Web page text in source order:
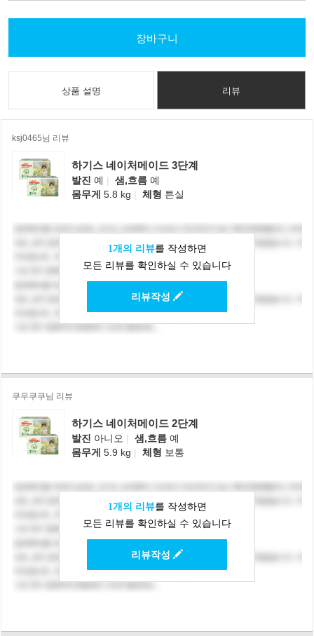
장바구니
상품 설명 리뷰
ksj0465님 리뷰
하기스 네이처메이드 3단계
발진 예 | 샘,흐름 예
몸무게 5.8 kg | 체형 튼실
1개의 리뷰를 작성하면
모든 리뷰를 확인하실 수 있습니다
리뷰작성
쿠우쿠쿠님 리뷰
하기스 네이처메이드 2단계
발진 아니오 | 샘,흐름 예
몸무게 5.9 kg | 체형 보통
1개의 리뷰를 작성하면
모든 리뷰를 확인하실 수 있습니다
리뷰작성